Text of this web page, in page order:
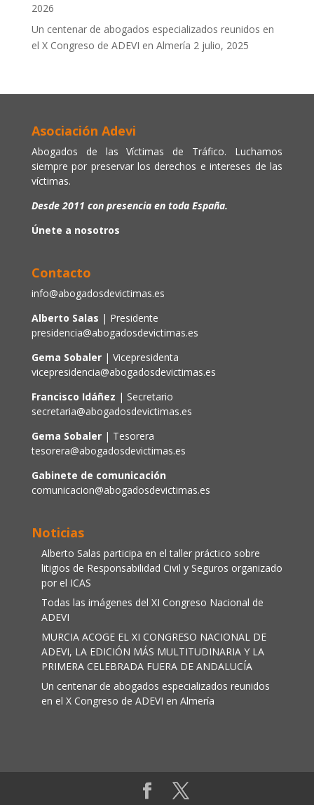
2026
Un centenar de abogados especializados reunidos en
el X Congreso de ADEVI en Almería 2 julio, 2025
Asociación Adevi
Abogados de las Víctimas de Tráfico. Luchamos
siempre por preservar los derechos e intereses de las
víctimas.
Desde 2011 con presencia en toda España.
Únete a nosotros
Contacto
info@abogadosdevictimas.es
Alberto Salas | Presidente
presidencia@abogadosdevictimas.es
Gema Sobaler | Vicepresidenta
vicepresidencia@abogadosdevictimas.es
Francisco Idáñez | Secretario
secretaria@abogadosdevictimas.es
Gema Sobaler| Tesorera
tesorera@abogadosdevictimas.es
Gabinete de comunicación
comunicacion@abogadosdevictimas.es
Noticias
Alberto Salas participa en el taller práctico sobre
litigios de Responsabilidad Civil y Seguros organizado
por el ICAS
Todas las imágenes del XI Congreso Nacional de
ADEVI
MURCIA ACOGE EL XI CONGRESO NACIONAL DE
ADEVI, LA EDICIÓN MÁS MULTITUDINARIA Y LA
PRIMERA CELEBRADA FUERA DE ANDALUCÍA
Un centenar de abogados especializados reunidos
en el X Congreso de ADEVI en Almería